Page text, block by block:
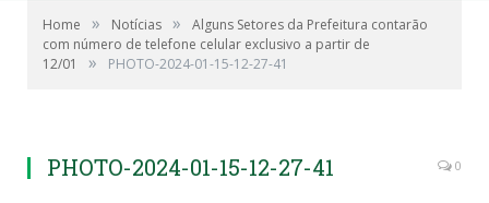
Home » Notícias »
Alguns Setores da Prefeitura contarão
com número de telefone celular exclusivo a partir de
12/01
» PHOTO-2024-01-15-12-27-41
PHOTO-2024-01-15-12-27-41 0